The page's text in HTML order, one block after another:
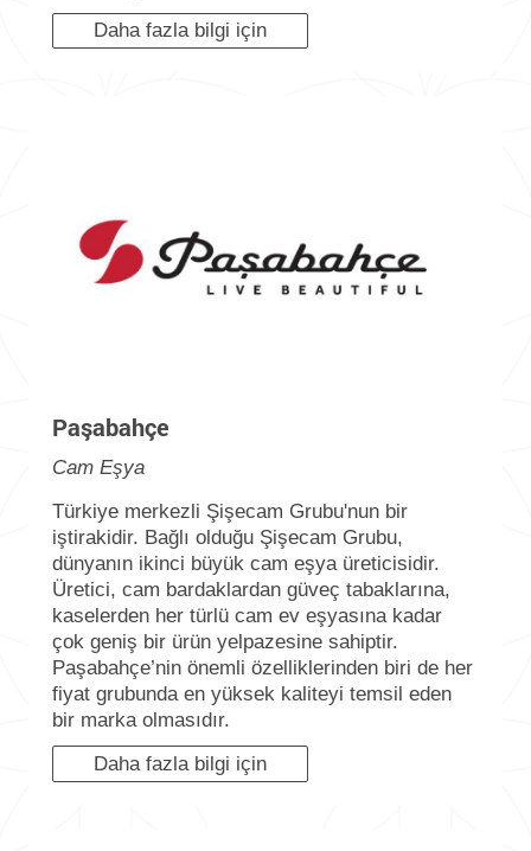
Daha fazla bilgi için
Paşabahçe
Cam Eşya
Türkiye merkezli Şişecam Grubu'nun bir
iştirakidir. Bağlı olduğu Şişecam Grubu,
dünyanın ikinci büyük cam eşya üreticisidir.
Üretici, cam bardaklardan güveç tabaklarına,
kaselerden her türlü cam ev eşyasına kadar
çok geniş bir ürün yelpazesine sahiptir.
Paşabahçe’nin önemli özelliklerinden biri de her
fiyat grubunda en yüksek kaliteyi temsil eden
bir marka olmasıdır.
Daha fazla bilgi için